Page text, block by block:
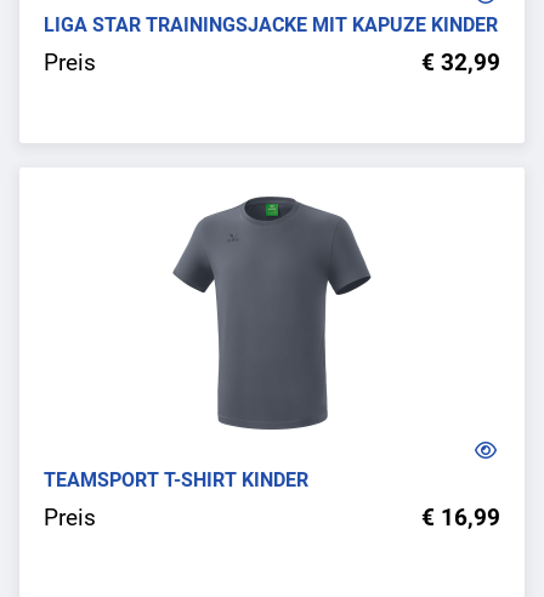
LIGA STAR TRAININGSJACKE MIT KAPUZE KINDER
Preis € 32,99
TEAMSPORT T-SHIRT KINDER
Preis € 16,99